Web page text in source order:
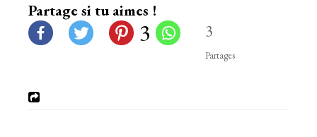
Partage si tu aimes !
3 3
Partages